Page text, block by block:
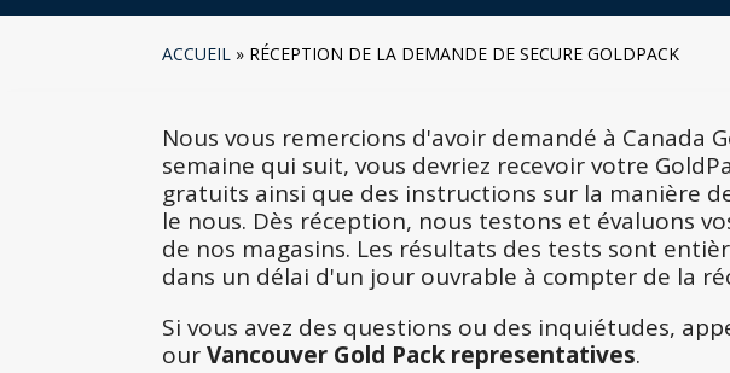
ACCUEIL » RÉCEPTION DE LA DEMANDE DE SECURE GOLDPACK
Nous vous remercions d'avoir demandé à Canada
semaine qui suit, vous devriez recevoir votre
gratuits ainsi que des instructions sur la manière
le nous. Dès réception, nous testons et évaluons
de nos magasins. Les résultats des tests sont
dans un délai d'un jour ouvrable à compter de la
Si vous avez des questions ou des inquiétudes,
ourVancouver Gold Pack representatives.